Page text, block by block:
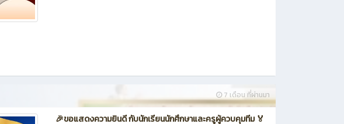
7 เดือน ที่ผ่านมา
🎉ขอแสดงความยินดี กับนักเรียนนักศึกษาและครูผู้ควบคุมทีม 🏅